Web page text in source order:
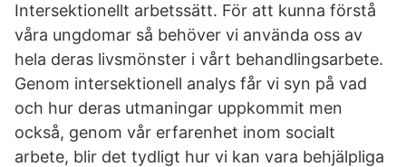
Intersektionellt arbetssätt. För att kunna förstå
våra ungdomar så behöver vi använda oss av
hela deras livsmönster i vårt behandlingsarbete.
Genom intersektionell analys får vi syn på vad
och hur deras utmaningar uppkommit men
också, genom vår erfarenhet inom socialt
arbete, blir det tydligt hur vi kan vara behjälpliga